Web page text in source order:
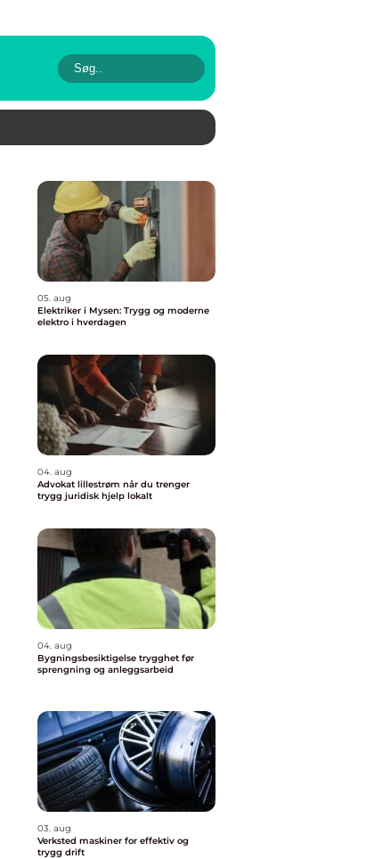
05. aug
Elektriker i Mysen: Trygg og moderne
elektro i hverdagen
04. aug
Advokat lillestrøm når du trenger
trygg juridisk hjelp lokalt
04. aug
Bygningsbesiktigelse trygghet før
sprengning og anleggsarbeid
03. aug
Verksted maskiner for effektiv og
trygg drift